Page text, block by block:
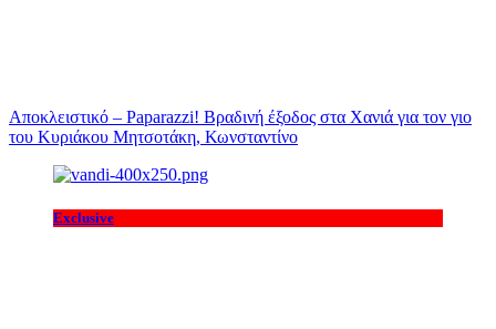
Αποκλειστικό – Paparazzi! Βραδινή έξοδος στα Χανιά για τον γιο
του Κυριάκου Μητσοτάκη, Κωνσταντίνο
Exclusive